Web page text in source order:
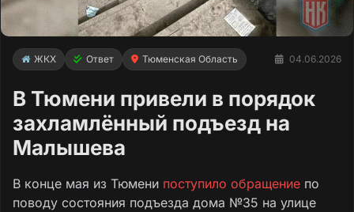
ЖКХ Ответ Тюменская Область 04.06.2026
В Тюмени привели в порядок
захламлённый подъезд на
Малышева
В конце мая из Тюмени поступило обращение по
поводу состояния подъезда дома №35 на улице